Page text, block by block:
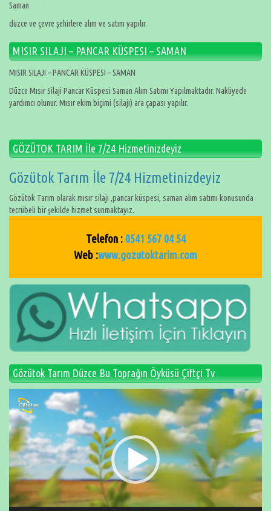
Saman
düzce ve çevre şehirlere alım ve satım yapılır.
MISIR SILAJI – PANCAR KÜSPESI – SAMAN
MISIR SILAJI – PANCAR KÜSPESI – SAMAN
Düzce Mısır Silaji Pancar Küspesi Saman Alım Satımı Yapılmaktadır. Nakliyede
yardımcı olunur. Mısır ekim biçimi (silajı) ara çapası yapılır.
GÖZÜTOK TARIM İle 7/24 Hizmetinizdeyiz
Gözütok Tarım İle 7/24 Hizmetinizdeyiz
Gözütok Tarım olarak mısır silajı ,pancar küspesi, saman alım satımı konusunda
tecrübeli bir şekilde hizmet sunmaktayız.
Telefon : 0541 567 04 54
Web :www.gozutoktarim.com
Gözütok Tarım Düzce Bu Toprağın Öyküsü Çiftçi Tv
oynatıcı